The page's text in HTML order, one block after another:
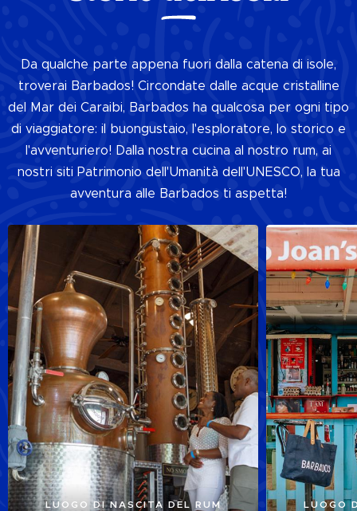
Da qualche parte appena fuori dalla catena di isole,
troverai Barbados! Circondate dalle acque cristalline
del Mar dei Caraibi, Barbados ha qualcosa per ogni tipo
di viaggiatore: il buongustaio, l'esploratore, lo storico e
l'avventuriero! Dalla nostra cucina al nostro rum, ai
nostri siti Patrimonio dell'Umanità dell'UNESCO, la tua
avventura alle Barbados ti aspetta!
LUOGO DI NASCITA DEL RUM LUOGO